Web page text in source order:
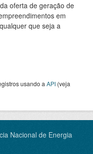
oferta de geração de
em
que seja a
usando a API (veja
Nacional de Energia